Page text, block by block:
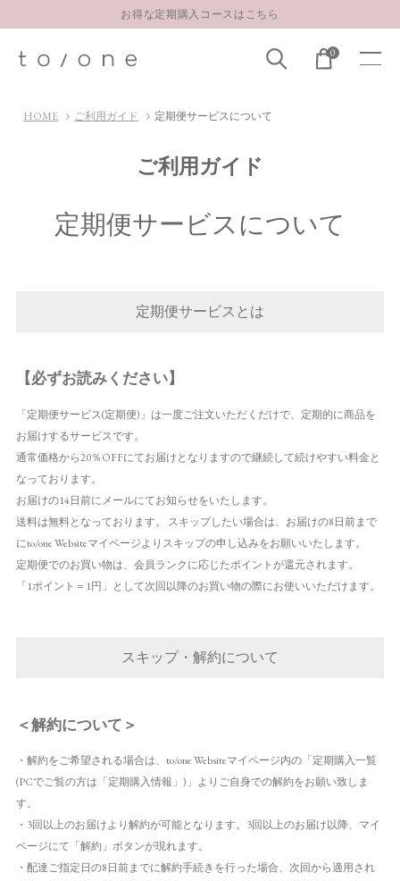
お得な定期購入コースはこちら
【重要】お盆期間中のお問い合わせと商品配送に関しまして
LINE お友達登録 500円OFFクーポンプレゼント
0
HOME ご利用ガイド 定期便サービスについて
ご利用ガイド
定期便サービスについて
定期便サービスとは
【必ずお読みください】
「定期便サービス(定期便)」は一度ご注文いただくだけで、定期的に商品を
お届けするサービスです。
通常価格から20％OFFにてお届けとなりますので継続して続けやすい料金と
なっております。
お届けの14日前にメールにてお知らせをいたします。
送料は無料となっております。 スキップしたい場合は、お届けの8日前まで
にto/one Websiteマイページよりスキップの申し込みをお願いいたします。
定期便でのお買い物は、会員ランクに応じたポイントが還元されます。
「1ポイント＝1円」として次回以降のお買い物の際にお使いいただけます。
スキップ・解約について
＜解約について＞
・解約をご希望される場合は、to/one Websiteマイページ内の「定期購入一覧
(PCでご覧の方は「定期購入情報」)」よりご自身での解約をお願い致しま
す。
・3回以上のお届けより解約が可能となります。3回以上のお届け以降、マイ
ページにて「解約」ボタンが現れます。
・配達ご指定日の8日前までに解約手続きを行った場合、次回から適用され